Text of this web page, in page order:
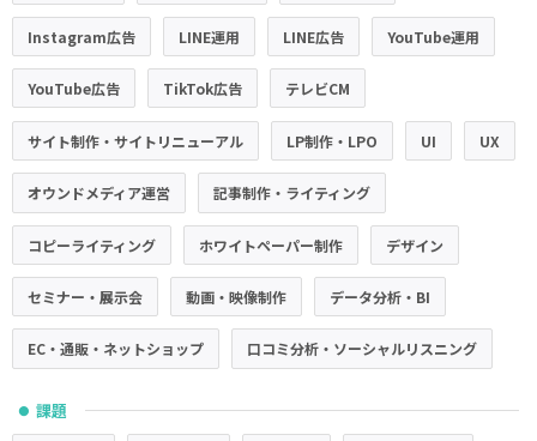
Instagram広告 LINE運用 LINE広告 YouTube運用
YouTube広告 TikTok広告 テレビCM
サイト制作・サイトリニューアル LP制作・LPO UI UX
オウンドメディア運営 記事制作・ライティング
コピーライティング ホワイトペーパー制作 デザイン
セミナー・展示会 動画・映像制作 データ分析・BI
EC・通販・ネットショップ 口コミ分析・ソーシャルリスニング
● 課題